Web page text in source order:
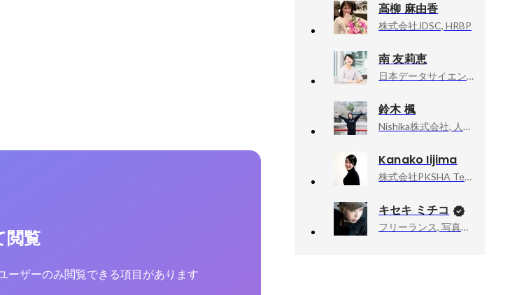
閲覧
ーザーのみ閲覧できる項目があります
高柳 麻由香
株式会社JDSC, HRBP
南 友莉恵
日本データサイエンス研究所, マネジャー
鈴木 楓
Nishika株式会社, 人事総務
Kanako Iijima
株式会社PKSHA Technology, 経営企画室・広報
キセキ ミチコ
フリーランス, 写真家、ドキュメンタリーカメラマン